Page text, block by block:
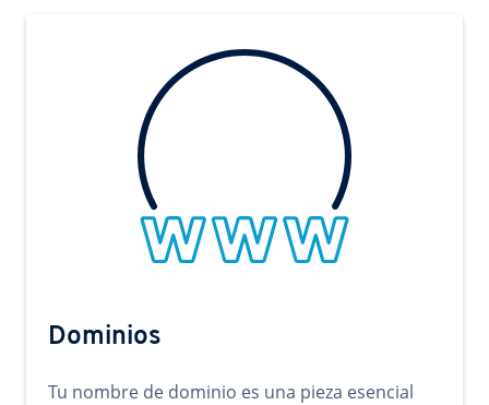
Dominios
Tu nombre de dominio es una pieza esencial